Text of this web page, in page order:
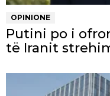
OPINIONE
Putini po i
të Iranit